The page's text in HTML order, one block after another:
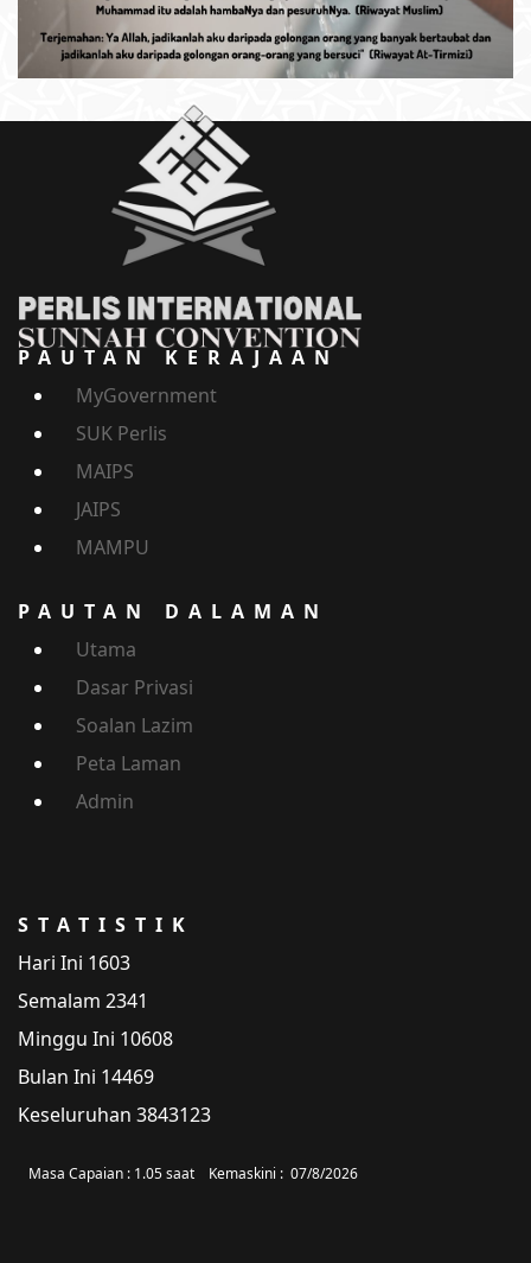
PAUTAN KERAJAAN
MyGovernment
SUK Perlis
MAIPS
JAIPS
MAMPU
PAUTAN DALAMAN
Utama
Dasar Privasi
Soalan Lazim
Peta Laman
Admin
STATISTIK
Hari Ini 1603
Semalam 2341
Minggu Ini 10608
Bulan Ini 14469
Keseluruhan 3843123
Masa Capaian : 1.05 saat Kemaskini : 07/8/2026